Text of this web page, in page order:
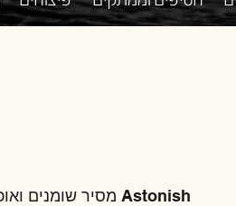
מסיר שומנים ואוכל שרוף Astonish